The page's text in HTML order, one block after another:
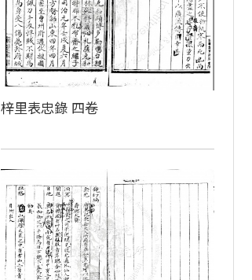
梓里表忠錄 四卷